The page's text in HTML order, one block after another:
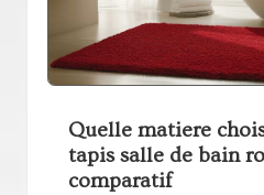
Quelle matiere
tapis salle de bain
comparatif